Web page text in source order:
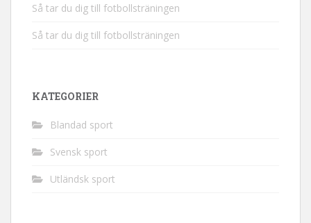
Så tar du dig till fotbollsträningen
Så tar du dig till fotbollsträningen
KATEGORIER
Blandad sport
Svensk sport
Utländsk sport